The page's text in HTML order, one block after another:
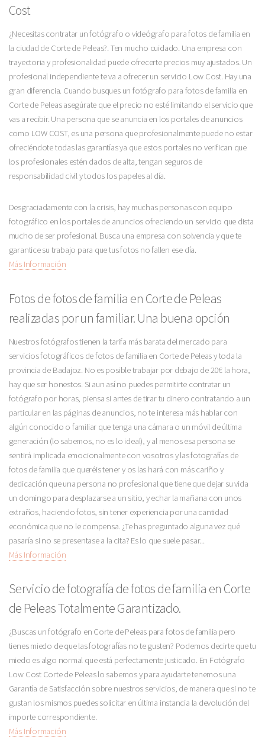
Cost
¿Necesitas contratar un fotógrafo o videógrafo para fotos de familia en
la ciudad de Corte de Peleas?. Ten mucho cuidado. Una empresa con
trayectoria y profesionalidad puede ofrecerte precios muy ajustados. Un
profesional independiente te va a ofrecer un servicio Low Cost. Hay una
gran diferencia. Cuando busques un fotógrafo para fotos de familia en
Corte de Peleas asegúrate que el precio no esté limitando el servicio que
vas a recibir. Una persona que se anuncia en los portales de anuncios
como LOW COST, es una persona que profesionalmente puede no estar
ofreciéndote todas las garantías ya que estos portales no verifican que
los profesionales estén dados de alta, tengan seguros de
responsabilidad civil y todos los papeles al día.
Desgraciadamente con la crisis, hay muchas personas con equipo
fotográfico en los portales de anuncios ofreciendo un servicio que dista
mucho de ser profesional. Busca una empresa con solvencia y que te
garantice su trabajo para que tus fotos no fallen ese día.
Más Información
Fotos de fotos de familia en Corte de Peleas
realizadas por un familiar. Una buena opción
Nuestros fotógrafos tienen la tarifa más barata del mercado para
servicios fotográficos de fotos de familia en Corte de Peleas y toda la
provincia de Badajoz. No es posible trabajar por debajo de 20€ la hora,
hay que ser honestos. Si aun así no puedes permitirte contratar un
fotógrafo por horas, piensa si antes de tirar tu dinero contratando a un
particular en las páginas de anuncios, no te interesa más hablar con
algún conocido o familiar que tenga una cámara o un móvil de última
generación (lo sabemos, no es lo ideal), y al menos esa persona se
sentirá implicada emocionalmente con vosotros y las fotografías de
fotos de familia que queréis tener y os las hará con más cariño y
dedicación que una persona no profesional que tiene que dejar su vida
un domingo para desplazarse a un sitio, y echar la mañana con unos
extraños, haciendo fotos, sin tener experiencia por una cantidad
económica que no le compensa. ¿Te has preguntado alguna vez qué
pasaría si no se presentase a la cita? Es lo que suele pasar...
Más Información
Servicio de fotografía de fotos de familia en Corte
de Peleas Totalmente Garantizado.
¿Buscas un fotógrafo en Corte de Peleas para fotos de familia pero
tienes miedo de que las fotografías no te gusten? Podemos decirte que tu
miedo es algo normal que está perfectamente justicado. En Fotógrafo
Low Cost Corte de Peleas lo sabemos y para ayudarte tenemos una
Garantía de Satisfacción sobre nuestros servicios, de manera que si no te
gustan los mismos puedes solicitar en última instancia la devolución del
importe correspondiente.
Más Información